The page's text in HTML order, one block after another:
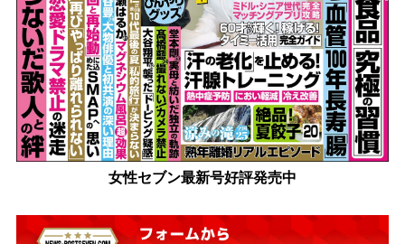
女性セブン最新号好評発売中